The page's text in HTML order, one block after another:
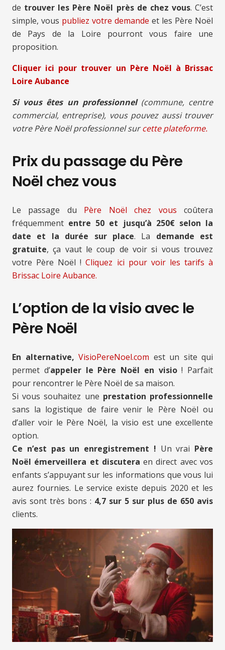
de trouver les Père Noël près de chez vous. C’est
simple, vous publiez votre demande et les Père Noël
de Pays de la Loire pourront vous faire une
proposition.
Cliquer ici pour trouver un Père Noël à Brissac
Loire Aubance
Si vous êtes un professionnel(commune, centre
commercial, entreprise), vous pouvez aussi trouver
votre Père Noël professionnel surcette plateforme.
Prix du passage du Père
Noël chez vous
Le passage du Père Noël chez vous coûtera
fréquemment entre 50 et jusqu’à 250€ selon la
date et la durée sur place. La demande est
gratuite, ça vaut le coup de voir si vous trouvez
votre Père Noël !Cliquez ici pour voir les tarifs à
Brissac Loire Aubance.
L’option de la visio avec le
Père Noël
En alternative, VisioPereNoel.com est un site qui
permet d’appeler le Père Noël en visio! Parfait
pour rencontrer le Père Noël de sa maison.
Si vous souhaitez une prestation professionnelle
sans la logistique de faire venir le Père Noël ou
d’aller voir le Père Noël, la visio est une excellente
option.
Ce n’est pas un enregistrement ! Un vrai Père
Noël émerveillera et discutera en direct avec vos
enfants s’appuyant sur les informations que vous lui
aurez fournies. Le service existe depuis 2020 et les
avis sont très bons : 4,7 sur 5 sur plus de 650 avis
clients.